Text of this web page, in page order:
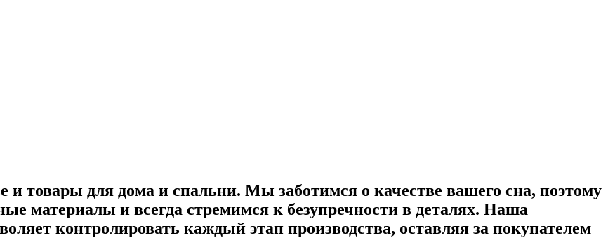
и товары для дома и спальни. Мы заботимся о качестве вашего сна, поэтому
материалы и всегда стремимся к безупречности в деталях. Наша
контролировать каждый этап производства, оставляя за покупателем